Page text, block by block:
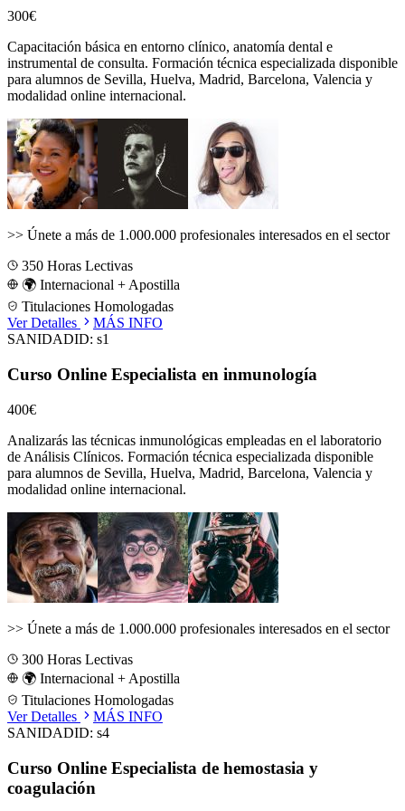
300€
Capacitación básica en entorno clínico, anatomía dental e
instrumental de consulta. Formación técnica especializada disponible
para alumnos de Sevilla, Huelva, Madrid, Barcelona, Valencia y
modalidad online internacional.
>> Únete a más de 1.000.000 profesionales interesados en el sector
350 Horas Lectivas
🌍 Internacional + Apostilla
Titulaciones Homologadas
Ver Detalles
MÁS INFO
SANIDADID: s1
Curso Online Especialista en inmunología
400€
Analizarás las técnicas inmunológicas empleadas en el laboratorio
de Análisis Clínicos. Formación técnica especializada disponible
para alumnos de Sevilla, Huelva, Madrid, Barcelona, Valencia y
modalidad online internacional.
>> Únete a más de 1.000.000 profesionales interesados en el sector
300 Horas Lectivas
🌍 Internacional + Apostilla
Titulaciones Homologadas
Ver Detalles
MÁS INFO
SANIDADID: s4
Curso Online Especialista de hemostasia y
coagulación